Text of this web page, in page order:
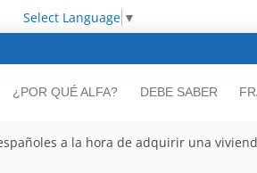
Select Language ▼
¿POR QUÉ ALFA? DEBE SABER
a la hora de adquirir una